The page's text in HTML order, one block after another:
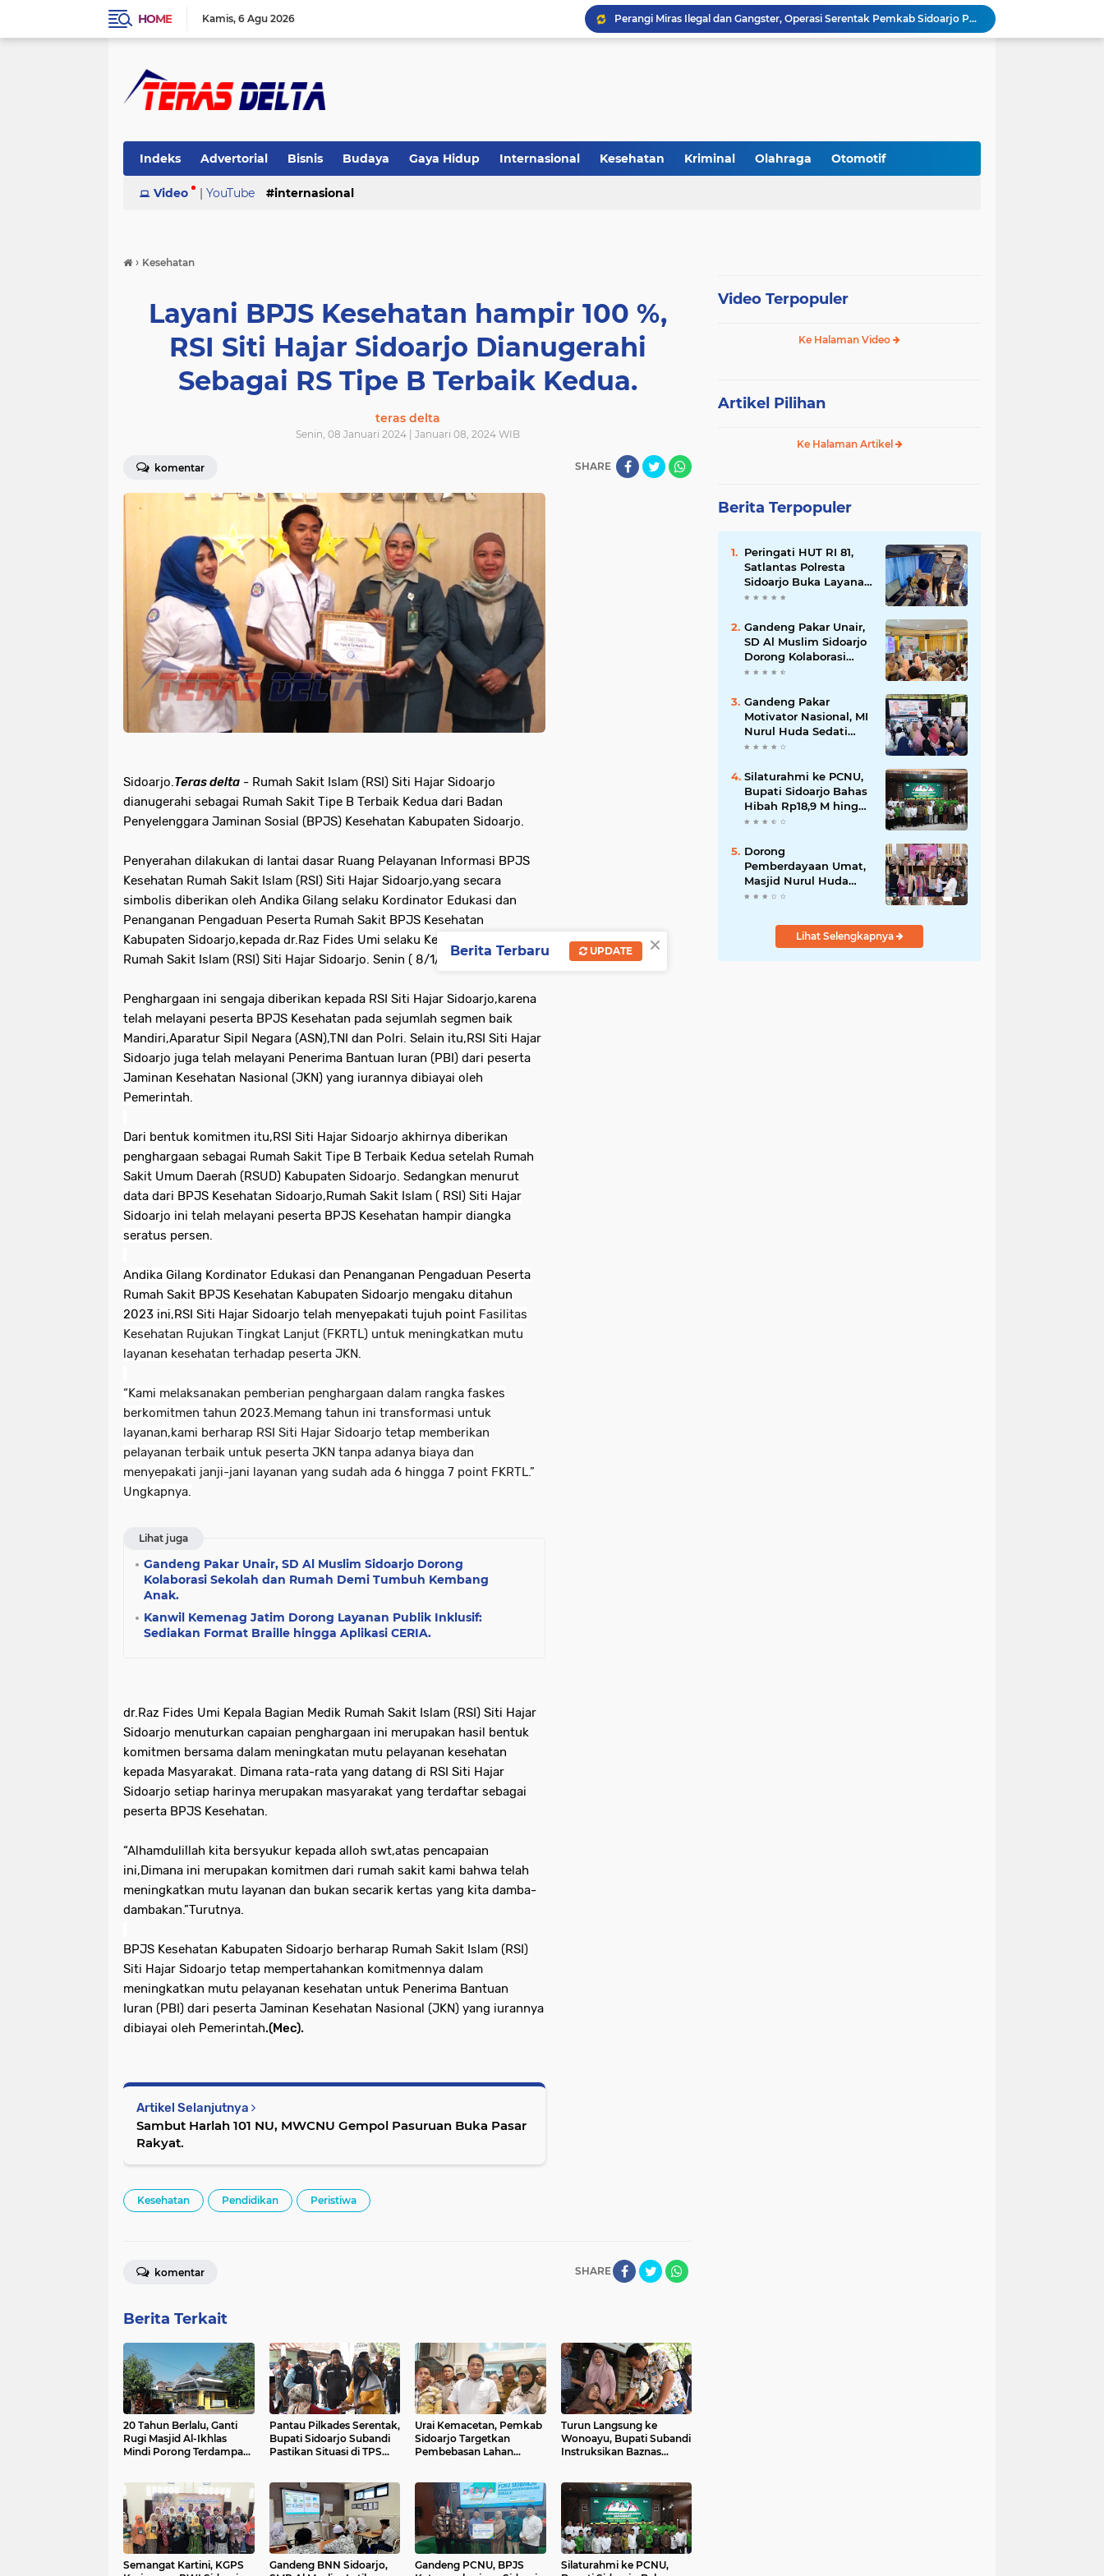
HOME Kamis 6 Agu 2026
Gandeng Pakar Unair, SD Al Muslim Sidoarjo Dorong Kolaborasi Sekolah dan Rumah Demi Tumbuh Kembang Anak.
Peringati HUT RI 81, Satlantas Polresta Sidoarjo Buka Layanan Perpanjangan SIM Keliling 24 Jam Nonstop Selama 17 Hari.
Gandeng PCNU, BPJS Ketenagakerjaan Sidoarjo Serahkan Santunan JKM Rp42 Juta Kepada Ahli Waris Penyuluh Agama di RSI Siti Hajar.
Indeks Advertorial Bisnis Budaya Gaya Hidup Internasional Kesehatan Kriminal Olahraga Otomotif
Pemerintahan Pendidikan Peristiwa
Video | YouTube internasional
› Kesehatan
Layani BPJS Kesehatan hampir 100 %,
RSI Siti Hajar Sidoarjo Dianugerahi
Sebagai RS Tipe B Terbaik Kedua.
teras delta
Senin, 08 Januari 2024 | Januari 08, 2024 WIB
komentar SHARE
Sidoarjo.Teras delta - Rumah Sakit Islam (RSI) Siti Hajar Sidoarjo
dianugerahi sebagai Rumah Sakit Tipe B Terbaik Kedua dari Badan
Penyelenggara Jaminan Sosial (BPJS) Kesehatan Kabupaten Sidoarjo.
Penyerahan dilakukan di lantai dasar Ruang Pelayanan Informasi BPJS
Kesehatan Rumah Sakit Islam (RSI) Siti Hajar Sidoarjo,yang secara
simbolis diberikan oleh Andika Gilang selaku Kordinator Edukasi dan
Penanganan Pengaduan Peserta Rumah Sakit BPJS Kesehatan
Kabupaten Sidoarjo,kepada dr.Raz Fides Umi selaku Kepala Bagian Medik
Rumah Sakit Islam (RSI) Siti Hajar Sidoarjo. Senin ( 8/1/24).
Penghargaan ini sengaja diberikan kepada RSI Siti Hajar Sidoarjo,karena
telah melayani peserta BPJS Kesehatan pada sejumlah segmen baik
Mandiri,Aparatur Sipil Negara (ASN),TNI dan Polri. Selain itu,RSI Siti Hajar
Sidoarjo juga telah melayani Penerima Bantuan Iuran (PBI) dari peserta
Jaminan Kesehatan Nasional (JKN) yang iurannya dibiayai oleh
Pemerintah.
Dari bentuk komitmen itu,RSI Siti Hajar Sidoarjo akhirnya diberikan
penghargaan sebagai Rumah Sakit Tipe B Terbaik Kedua setelah Rumah
Sakit Umum Daerah (RSUD) Kabupaten Sidoarjo. Sedangkan menurut
data dari BPJS Kesehatan Sidoarjo,Rumah Sakit Islam ( RSI) Siti Hajar
Sidoarjo ini telah melayani peserta BPJS Kesehatan hampir diangka
seratus persen.
Andika Gilang Kordinator Edukasi dan Penanganan Pengaduan Peserta
Rumah Sakit BPJS Kesehatan Kabupaten Sidoarjo mengaku ditahun
2023 ini,RSI Siti Hajar Sidoarjo telah menyepakati tujuh point Fasilitas
Kesehatan Rujukan Tingkat Lanjut (FKRTL) untuk meningkatkan mutu
layanan kesehatan terhadap peserta JKN.
“Kami melaksanakan pemberian penghargaan dalam rangka faskes
berkomitmen tahun 2023.Memang tahun ini transformasi untuk
layanan,kami berharap RSI Siti Hajar Sidoarjo tetap memberikan
pelayanan terbaik untuk peserta JKN tanpa adanya biaya dan
menyepakati janji-jani layanan yang sudah ada 6 hingga 7 point FKRTL.”
Ungkapnya.
Lihat juga
Gandeng Pakar Unair, SD Al Muslim Sidoarjo Dorong
Kolaborasi Sekolah dan Rumah Demi Tumbuh Kembang
Anak.
Kanwil Kemenag Jatim Dorong Layanan Publik Inklusif:
Sediakan Format Braille hingga Aplikasi CERIA.
dr.Raz Fides Umi Kepala Bagian Medik Rumah Sakit Islam (RSI) Siti Hajar
Sidoarjo menuturkan capaian penghargaan ini merupakan hasil bentuk
komitmen bersama dalam meningkatan mutu pelayanan kesehatan
kepada Masyarakat. Dimana rata-rata yang datang di RSI Siti Hajar
Sidoarjo setiap harinya merupakan masyarakat yang terdaftar sebagai
peserta BPJS Kesehatan.
“Alhamdulillah kita bersyukur kepada alloh swt,atas pencapaian
ini,Dimana ini merupakan komitmen dari rumah sakit kami bahwa telah
meningkatkan mutu layanan dan bukan secarik kertas yang kita damba-
dambakan.”Turutnya.
BPJS Kesehatan Kabupaten Sidoarjo berharap Rumah Sakit Islam (RSI)
Siti Hajar Sidoarjo tetap mempertahankan komitmennya dalam
meningkatkan mutu pelayanan kesehatan untuk Penerima Bantuan
Iuran (PBI) dari peserta Jaminan Kesehatan Nasional (JKN) yang iurannya
dibiayai oleh Pemerintah.(Mec).
Artikel Selanjutnya
Sambut Harlah 101 NU, MWCNU Gempol Pasuruan Buka Pasar
Rakyat.
Kesehatan Pendidikan Peristiwa
SHARE
komentar
Berita Terkait
20 Tahun Berlalu, Ganti
Rugi Masjid Al-Ikhlas
Mindi Porong Terdampak
Pantau Pilkades Serentak,
Bupati Sidoarjo Subandi
Pastikan Situasi di TPS
Urai Kemacetan, Pemkab
Sidoarjo Targetkan
Pembebasan Lahan
Turun Langsung ke
Wonoayu, Bupati Subandi
Instruksikan Baznas
Semangat Kartini, KGPS
Gandeng BNN Sidoarjo,
Gandeng PCNU, BPJS
Silaturahmi ke PCNU,
Video Terpopuler
Ke Halaman Video
Artikel Pilihan
Ke Halaman Artikel
Berita Terpopuler
Peringati HUT RI 81,
Satlantas Polresta
Sidoarjo Buka Layanan
Perpanjangan SIM
Nonstop Selama 17
Hari.
Gandeng Pakar Unair,
SD Al Muslim Sidoarjo
Dorong Kolaborasi
Sekolah dan Rumah
Kembang Anak.
Gandeng Pakar
Motivator Nasional, MI
Nurul Huda Sedati
Edukasi Wali Murid
Rabbani dan Tangguh.
Silaturahmi ke PCNU,
Bupati Sidoarjo Bahas
Hibah Rp18,9 M hingga
Pemberantasan Miras
Dorong
Pemberdayaan Umat,
Masjid Nurul Huda
Ngampelsari Gelar
dan Bazar Amal.
Lihat Selengkapnya
×
Berita Terbaru UPDATE